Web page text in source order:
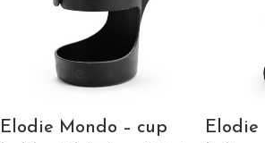
Elodie Mondo – cup
Elodie